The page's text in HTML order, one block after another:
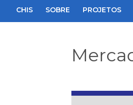
CHIS SOBRE PROJETOS